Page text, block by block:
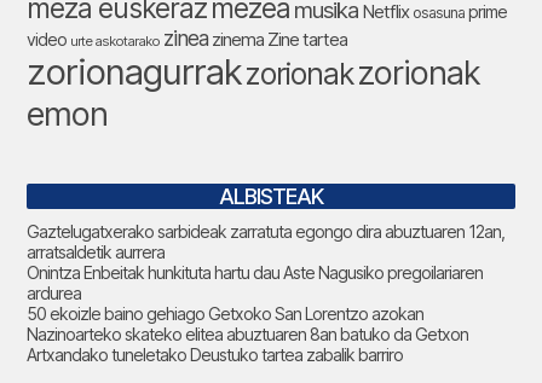
meza euskerazmezea musika Netflix osasuna prime
video urte askotarako zinea zinema Zine tartea
zorionagurrakzorionakzorionak
emon
ALBISTEAK
Gaztelugatxerako sarbideak zarratuta egongo dira abuztuaren 12an,
arratsaldetik aurrera
Onintza Enbeitak hunkituta hartu dau Aste Nagusiko pregoilariaren
ardurea
50 ekoizle baino gehiago Getxoko San Lorentzo azokan
Nazinoarteko skateko elitea abuztuaren 8an batuko da Getxon
Artxandako tuneletako Deustuko tartea zabalik barriro